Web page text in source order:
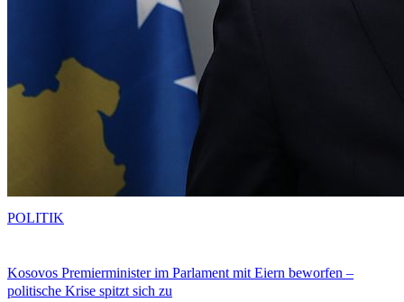
Kosovos Premierminister im Parlament mit Eiern beworfen –
politische Krise spitzt sich zu
POLITIK